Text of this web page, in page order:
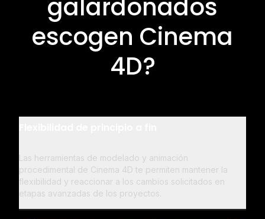
galardonados
escogen Cinema
4D?
Las herramientas de modelado y animación
procedimental de Cinema 4D te permiten mantener la
flexibilidad y reaccionar a los cambios solicitados en
etapas avanzadas de los proyectos.